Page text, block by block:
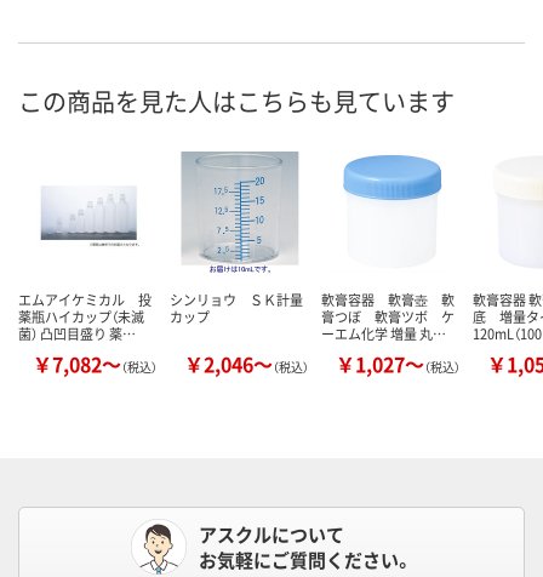
この商品を見た人はこちらも見ています
エムアイケミカル 投
薬瓶ハイカップ（未滅
菌） 凸凹目盛り 薬…
￥7,082～（税込）
シンリョウ ＳＫ計量
カップ
￥2,046～（税込）
軟膏容器 軟膏壺 軟
膏つぼ 軟膏ツボ ケ
ーエム化学 増量 丸…
￥1,027～（税込）
軟膏容器
底 増量タ
120mL（
￥
アスクルについて
お気軽にご質問ください。